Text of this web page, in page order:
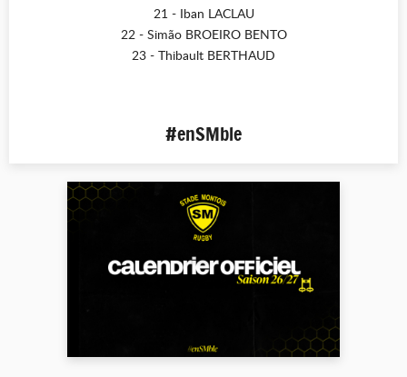
21 - Iban LACLAU
22 - Simão BROEIRO BENTO
23 - Thibault BERTHAUD
#enSMble